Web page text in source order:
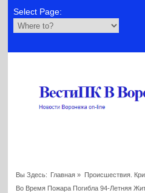
Select Page:
Вы Здесь: Главная » Происшествия.
Во Время Пожара Погибла 94-Летняя